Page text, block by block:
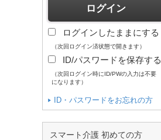
ログインしたままにする
（次回ログイン済状態で開きます）
ID/パスワードを保存する
（次回ログイン時にID/PWの入力は不要
になります）
ID・パスワードをお忘れの方
スマート介護 初めての方